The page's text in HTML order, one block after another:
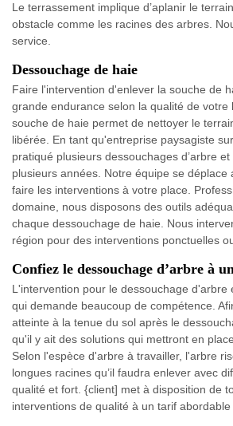
Le terrassement implique d’aplanir le
obstacle comme les racines des arbres.
service.
Dessouchage de haie
Faire l'intervention d'enlever la souche de
grande endurance selon la qualité de votre
souche de haie permet de nettoyer le
libérée. En tant qu'entreprise paysagiste
pratiqué plusieurs dessouchages d’arbre
plusieurs années. Notre équipe se déplace
faire les interventions à votre place.
domaine, nous disposons des outils
chaque dessouchage de haie. Nous
région pour des interventions ponctuelles
Confiez le dessouchage d’arbre à
L'intervention pour le dessouchage d'arbre
qui demande beaucoup de compétence.
atteinte à la tenue du sol après le
qu'il y ait des solutions qui mettront en
Selon l'espèce d'arbre à travailler, l'arbre
longues racines qu’il faudra enlever avec
qualité et fort. {client] met à disposition de
interventions de qualité à un tarif